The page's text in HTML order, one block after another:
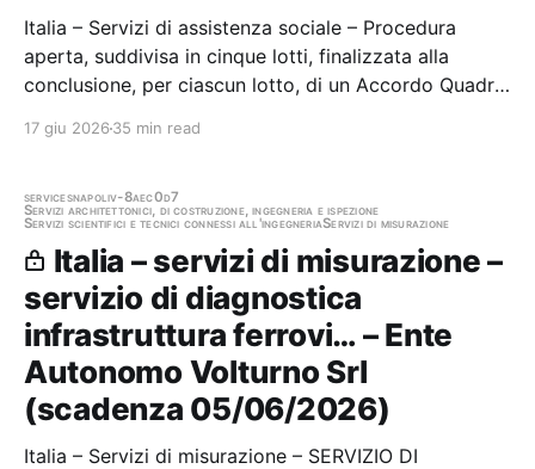
Italia – Servizi di assistenza sociale – Procedura
aperta, suddivisa in cinque lotti, finalizzata alla
conclusione, per ciascun lotto, di un Accordo Quadro
oggetto l'affidamento triennale del Servizio di
17 giu 2026 35 min read
servicesnapoliv-8aec0d7
Servizi architettonici, di costruzione, ingegneria e ispezione
Servizi scientifici e tecnici connessi all'ingegneriaServizi di misurazione
Italia – servizi di misurazione –
servizio di diagnostica
infrastruttura ferrovi… – Ente
Autonomo Volturno Srl
(scadenza 05/06/2026)
Italia – Servizi di misurazione – SERVIZIO DI